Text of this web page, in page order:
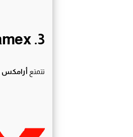
3. Aramex
تتمتعأرامكس